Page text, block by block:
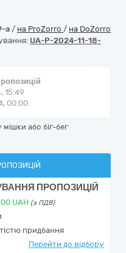
a / на ProZorro / на DoZorro
UA-P-2024-11-18-
15:49
00:00
або біг-бег
ПРОПОЗИЦІЙ
UAH (з ПДВ)
придбання
Перейти до відбору